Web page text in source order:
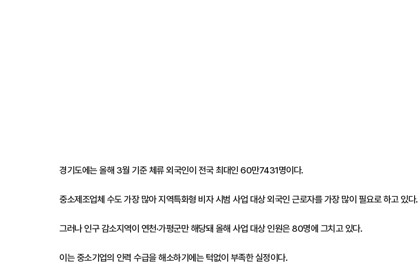
경기도에는 올해 3월 기준 체류 외국인이 전국 최대인 60만7431명이다.
중소제조업체 수도 가장 많아 지역특화형 비자 시범 사업 대상 외국인 근로자를 가장 많이 필요로 하고 있다.
그러나 인구 감소지역이 연천·가평군만 해당돼 올해 사업 대상 인원은 80명에 그치고 있다.
이는 중소기업의 인력 수급을 해소하기에는 턱없이 부족한 실정이다.